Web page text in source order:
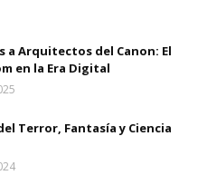
a Arquitectos del Canon: El
en la Era Digital
Terror, Fantasía y Ciencia